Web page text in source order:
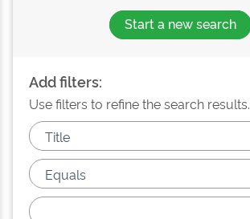
Start a new search
Add filters:
Use filters to refine the search results.